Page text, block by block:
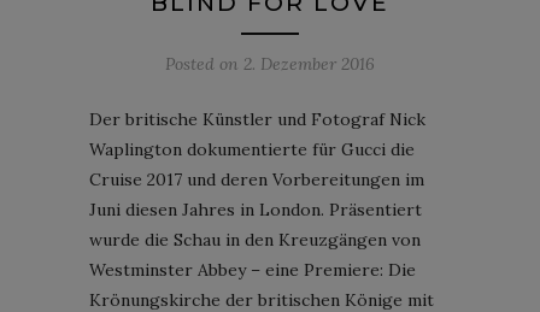
Posted on 2. Dezember 2016
Der britische Künstler und Fotograf Nick
Waplington dokumentierte für Gucci die
Cruise 2017 und deren Vorbereitungen im
Juni diesen Jahres in London. Präsentiert
wurde die Schau in den Kreuzgängen von
Westminster Abbey – eine Premiere: Die
Krönungskirche der britischen Könige mit